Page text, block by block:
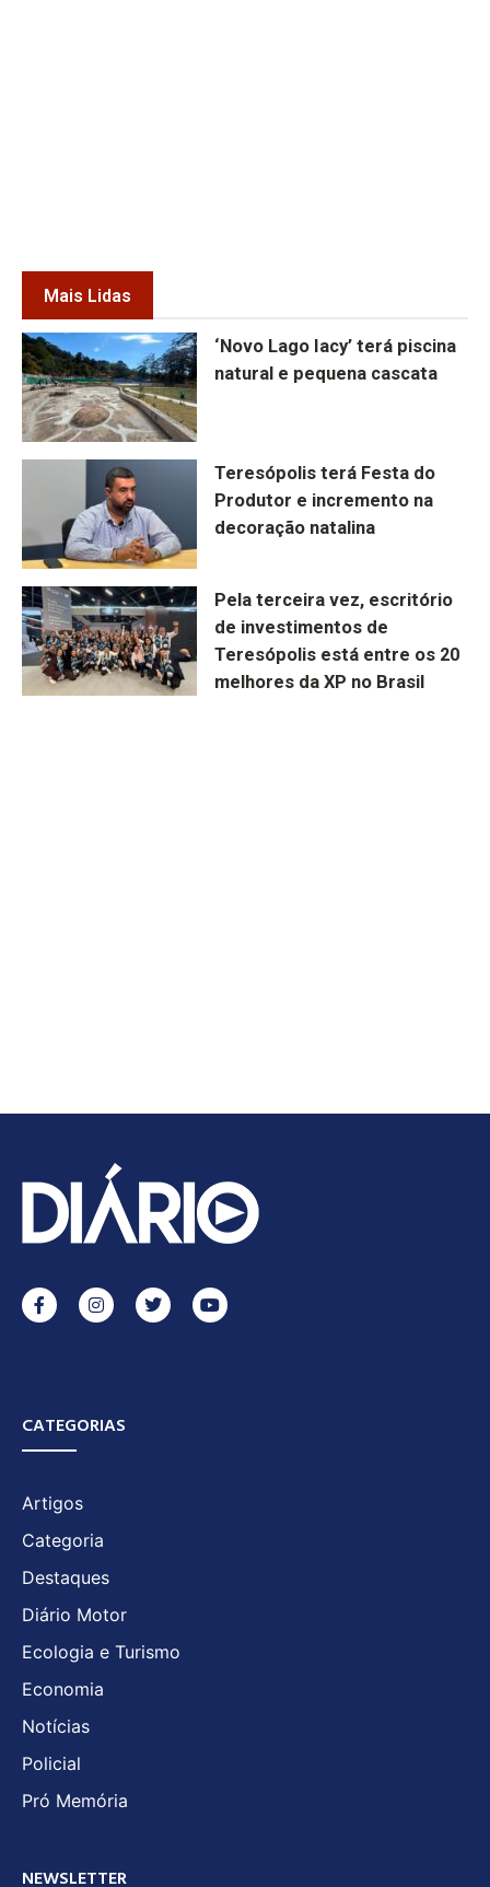
Mais Lidas
‘Novo Lago Iacy’ terá piscina
natural e pequena cascata
Teresópolis terá Festa do
Produtor e incremento na
decoração natalina
Pela terceira vez, escritório
de investimentos de
Teresópolis está entre os 20
melhores da XP no Brasil
CATEGORIAS
Artigos
Categoria
Destaques
Diário Motor
Ecologia e Turismo
Economia
Notícias
Policial
Pró Memória
NEWSLETTER